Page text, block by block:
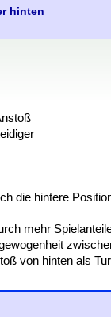
hinten
die hintere
mehr
von hinten als